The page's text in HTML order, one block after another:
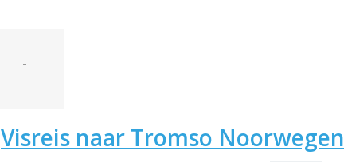
-
Visreis naar Tromso Noorwegen